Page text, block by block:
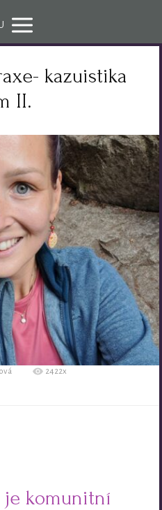
kazuistika
II.
2422x
je komunitní